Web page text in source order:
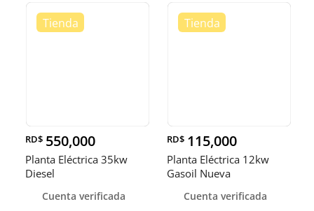
RD$ 550,000
Planta Eléctrica 35kw
Diesel
Cuenta verificada
RD$ 115,000
Planta Eléctrica 12kw
Gasoil Nueva
Cuenta verificada